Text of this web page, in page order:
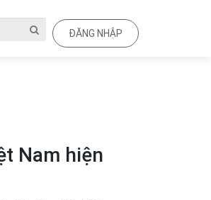
ĐĂNG NHẬP
Nam hiện